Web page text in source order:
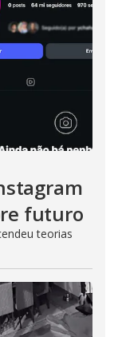
futuro
teorias